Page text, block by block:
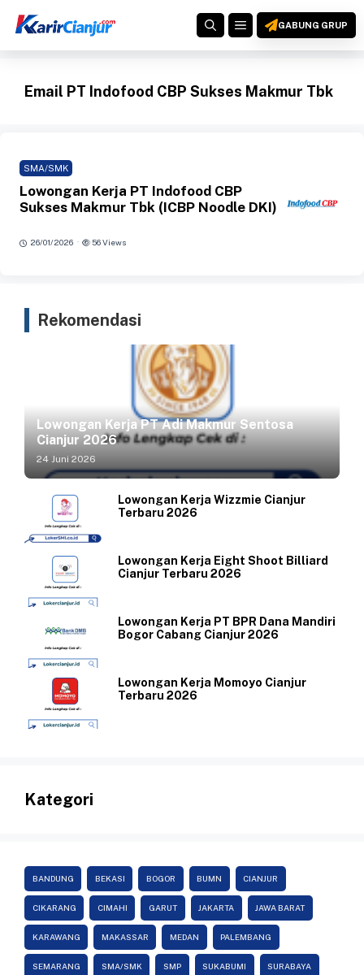
MENUGABUNG GRUP
Email PT Indofood CBP Sukses Makmur Tbk
SMA/SMK
Lowongan Kerja PT Indofood CBP
Sukses Makmur Tbk (ICBP Noodle DKI)
26/01/2026 · 56 Views
Rekomendasi
Lowongan Kerja PT Adi Makmur Sentosa
Cianjur 2026
24 Juni 2026
Lowongan Kerja Wizzmie Cianjur
Terbaru 2026
Lowongan Kerja Eight Shoot Billiard
Cianjur Terbaru 2026
Lowongan Kerja PT BPR Dana Mandiri
Bogor Cabang Cianjur 2026
Lowongan Kerja Momoyo Cianjur
Terbaru 2026
Kategori
BANDUNG BEKASI BOGOR BUMN CIANJUR
CIKARANG CIMAHI GARUT JAKARTA JAWA BARAT
KARAWANG MAKASSAR MEDAN PALEMBANG
SEMARANG SMA/SMK SMP SUKABUMI SURABAYA